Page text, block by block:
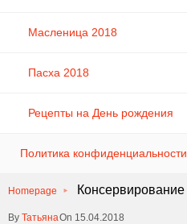
Масленица 2018
Пасха 2018
Рецепты на День рождения
Политика конфиденциальности
Homepage Консервирование
ТатьянаOn 15.04.2018